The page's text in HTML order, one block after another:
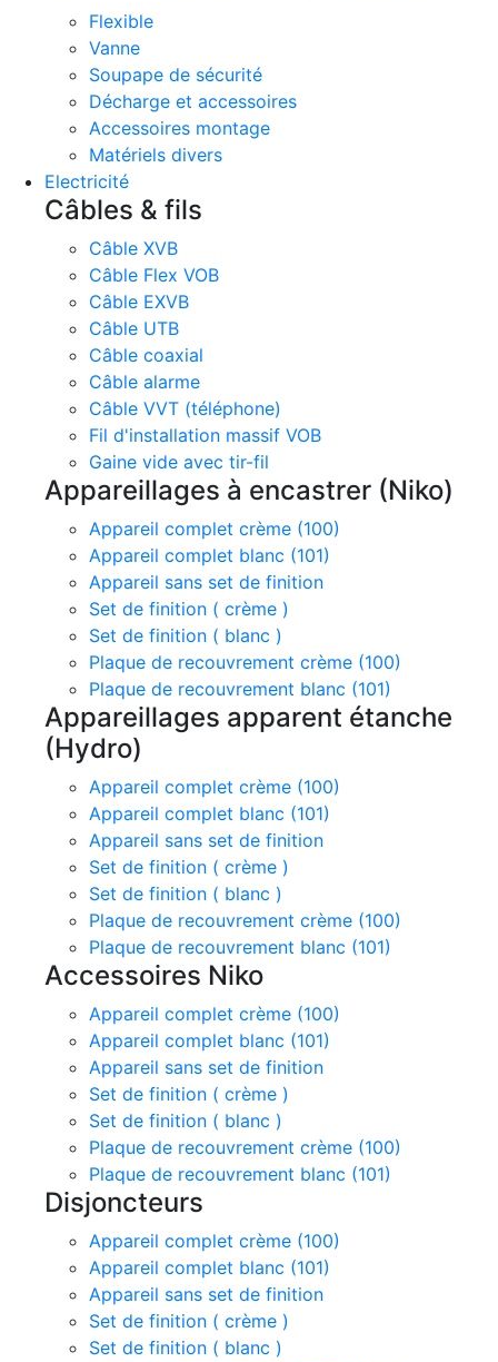
Flexible
Vanne
Soupape de sécurité
Décharge et accessoires
Accessoires montage
Matériels divers
Electricité
Câbles & fils
Câble XVB
Câble Flex VOB
Câble EXVB
Câble UTB
Câble coaxial
Câble alarme
Câble VVT (téléphone)
Fil d'installation massif VOB
Gaine vide avec tir-fil
Appareillages à encastrer (Niko)
Appareil complet crème (100)
Appareil complet blanc (101)
Appareil sans set de finition
Set de finition ( crème )
Set de finition ( blanc )
Plaque de recouvrement crème (100)
Plaque de recouvrement blanc (101)
Appareillages apparent étanche
(Hydro)
Appareil complet crème (100)
Appareil complet blanc (101)
Appareil sans set de finition
Set de finition ( crème )
Set de finition ( blanc )
Plaque de recouvrement crème (100)
Plaque de recouvrement blanc (101)
Accessoires Niko
Appareil complet crème (100)
Appareil complet blanc (101)
Appareil sans set de finition
Set de finition ( crème )
Set de finition ( blanc )
Plaque de recouvrement crème (100)
Plaque de recouvrement blanc (101)
Disjoncteurs
Appareil complet crème (100)
Appareil complet blanc (101)
Appareil sans set de finition
Set de finition ( crème )
Set de finition ( blanc )